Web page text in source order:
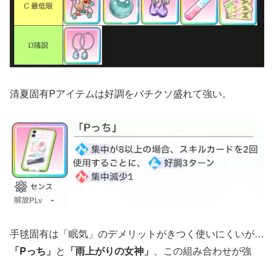
清夏固有Pアイテムは好調をバチクソ盛れて強い。
手毬固有は「眠気」のデメリットがきつく使いにくいが…
「Pっち」 と 「雨上がりの女神」 、この組み合わせが強